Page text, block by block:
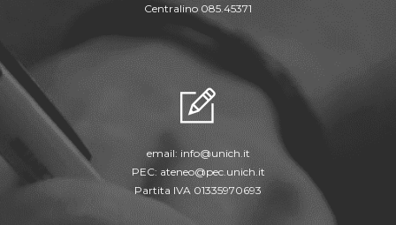
Centralino 085.45371
email: info@unich.it
PEC: ateneo@pec.unich.it
Partita IVA 01335970693